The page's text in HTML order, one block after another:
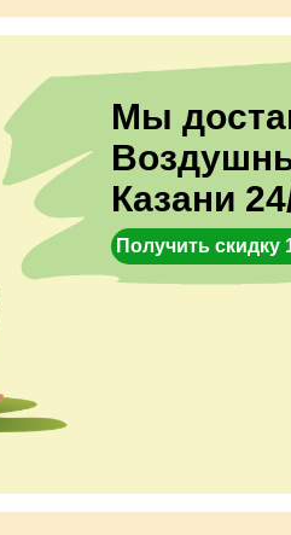
Мы
Казани
Получить скидку